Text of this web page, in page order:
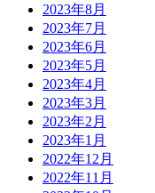
2023年8月
2023年7月
2023年6月
2023年5月
2023年4月
2023年3月
2023年2月
2023年1月
2022年12月
2022年11月